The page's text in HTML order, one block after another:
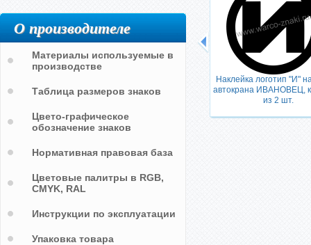
Наклейка логотип "И"
автокрана ИВАНОВЕЦ,
из 2 шт.
О производителе
Материалы используемые в
производстве
Таблица размеров знаков
Цвето-графическое
обозначение знаков
Нормативная правовая база
Цветовые палитры в RGB,
CMYK, RAL
Инструкции по эксплуатации
Упаковка товара